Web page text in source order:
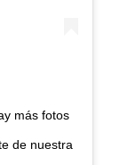
más fotos
de nuestra